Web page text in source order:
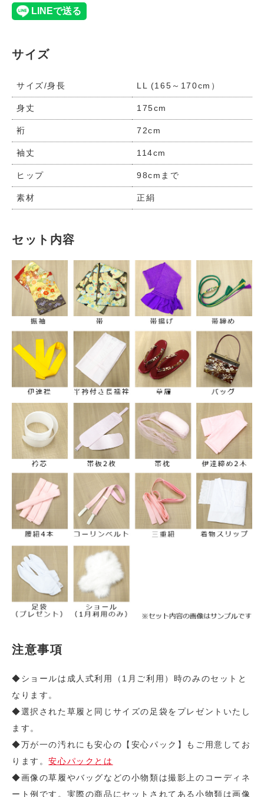
サイズ
サイズ/身長 LL (165～170cm）
身丈 175cm
裄 72cm
袖丈 114cm
ヒップ 98cmまで
素材 正絹
セット内容
注意事項
◆ショールは成人式利用（1月ご利用）時のみのセットと
なります。
◆選択された草履と同じサイズの足袋をプレゼントいたし
ます。
◆万が一の汚れにも安心の【安心パック】もご用意してお
ります。安心パックとは
◆画像の草履やバッグなどの小物類は撮影上のコーディネ
ート例です。実際の商品にセットされてある小物類は画像